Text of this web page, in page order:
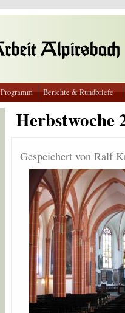
Programm Berichte & Rundbriefe
Herbstwoche
Gespeichert von Ralf